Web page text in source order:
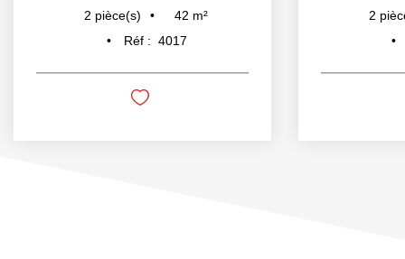
2 pièce(s) 42 m²
Réf : 4017
2